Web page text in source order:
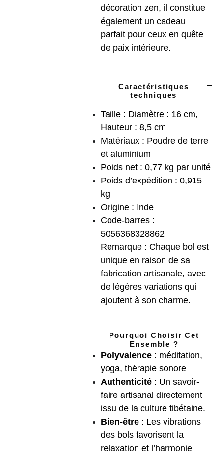
décoration zen, il constitue
également un cadeau
parfait pour ceux en quête
de paix intérieure.
Caractéristiques
techniques
Taille : Diamètre : 16 cm,
Hauteur : 8,5 cm
Matériaux : Poudre de terre
et aluminium
Poids net : 0,77 kg par unité
Poids d’expédition : 0,915
kg
Origine : Inde
Code-barres :
5056368328862
Remarque : Chaque bol est
unique en raison de sa
fabrication artisanale, avec
de légères variations qui
ajoutent à son charme.
Pourquoi Choisir Cet
Ensemble ?
Polyvalence : méditation,
yoga, thérapie sonore
Authenticité : Un savoir-
faire artisanal directement
issu de la culture tibétaine.
Bien-être : Les vibrations
des bols favorisent la
relaxation et l’harmonie